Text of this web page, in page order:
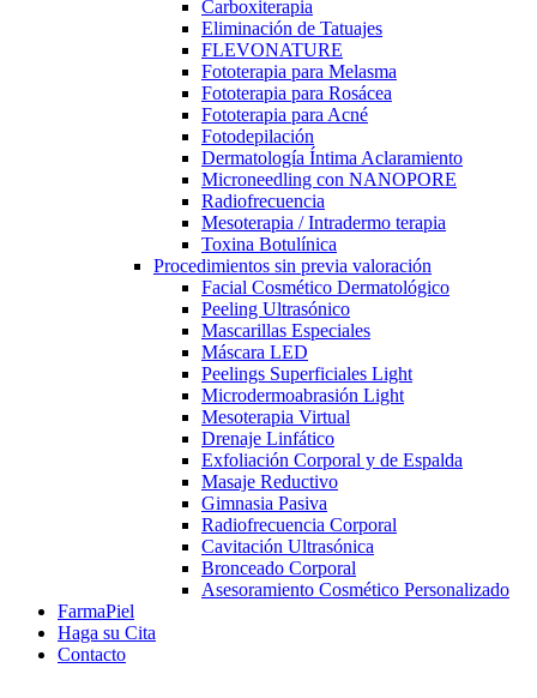
Carboxiterapia
Eliminación de Tatuajes
FLEVONATURE
Fototerapia para Melasma
Fototerapia para Rosácea
Fototerapia para Acné
Fotodepilación
Dermatología Íntima Aclaramiento
Microneedling con NANOPORE
Radiofrecuencia
Mesoterapia / Intradermo terapia
Toxina Botulínica
Procedimientos sin previa valoración
Facial Cosmético Dermatológico
Peeling Ultrasónico
Mascarillas Especiales
Máscara LED
Peelings Superficiales Light
Microdermoabrasión Light
Mesoterapia Virtual
Drenaje Linfático
Exfoliación Corporal y de Espalda
Masaje Reductivo
Gimnasia Pasiva
Radiofrecuencia Corporal
Cavitación Ultrasónica
Bronceado Corporal
Asesoramiento Cosmético Personalizado
FarmaPiel
Haga su Cita
Contacto